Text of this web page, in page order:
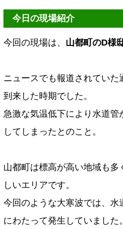
今日の現場紹介
今回の現場は、 山都町のD様
ニュースでも報道されてい
到来した時期でした。
急激な気温低下により水道管
してしまったとのこと。
山都町は標高が高い地域も
しいエリアです。
今回のような大寒波では、水
にわたって発生していました。